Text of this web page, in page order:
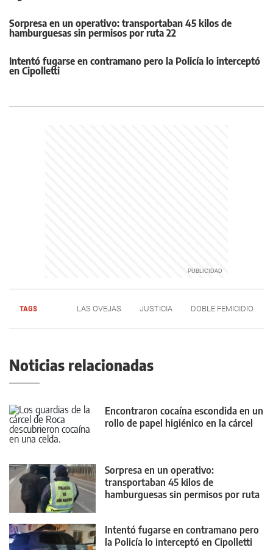
Sorpresa en un operativo: transportaban 45 kilos de
hamburguesas sin permisos por ruta 22
Intentó fugarse en contramano pero la Policía lo interceptó
en Cipolletti
TAGS LAS OVEJAS JUSTICIA DOBLE FEMICIDIO
Noticias relacionadas
Encontraron cocaína escondida en un
rollo de papel higiénico en la cárcel
Sorpresa en un operativo:
transportaban 45 kilos de
hamburguesas sin permisos por ruta
Intentó fugarse en contramano pero
la Policía lo interceptó en Cipolletti